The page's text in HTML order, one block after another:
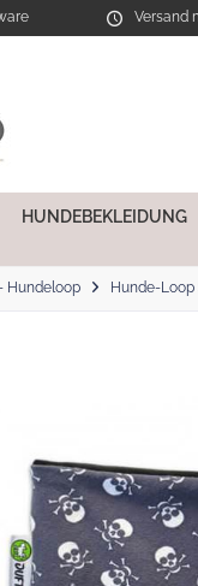
Versand
HUNDEBEKLEIDUNG
Hundeloop Hunde-Loop